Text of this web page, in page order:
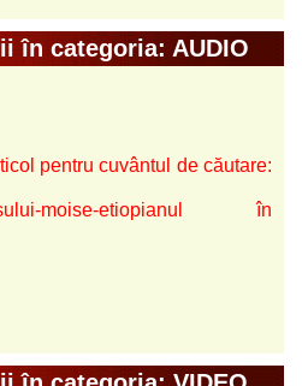
în categoria: AUDIO
pentru cuvântul de căutare:
moise-etiopianul în